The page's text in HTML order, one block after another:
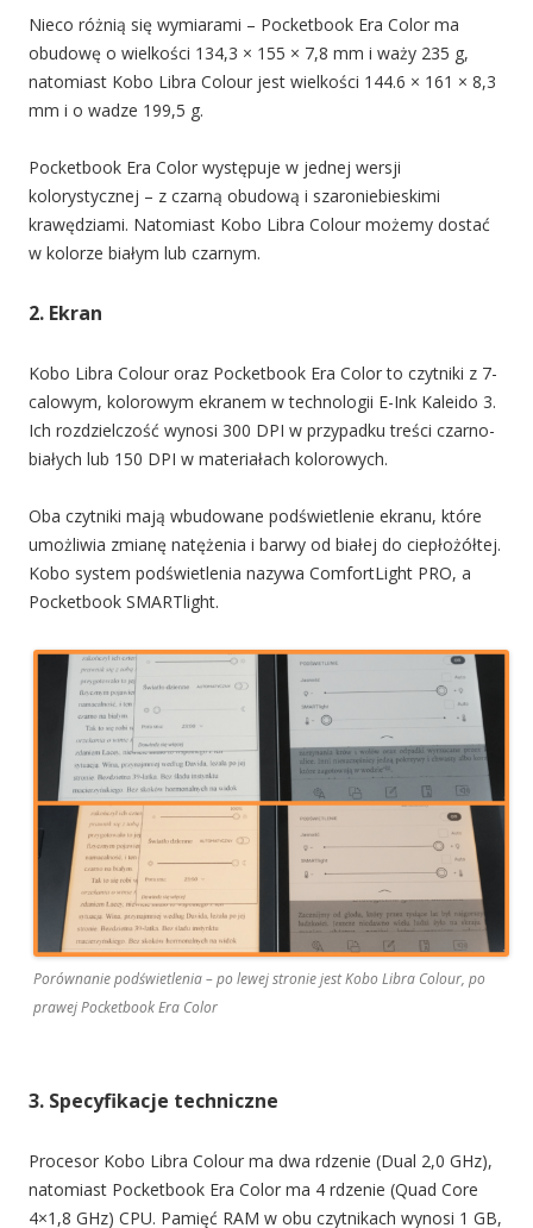
Nieco różnią się wymiarami – Pocketbook Era Color ma
obudowę o wielkości 134,3 × 155 × 7,8 mm i waży 235 g,
natomiast Kobo Libra Colour jest wielkości 144.6 × 161 × 8,3
mm i o wadze 199,5 g.
Pocketbook Era Color występuje w jednej wersji
kolorystycznej – z czarną obudową i szaroniebieskimi
krawędziami. Natomiast Kobo Libra Colour możemy dostać
w kolorze białym lub czarnym.
2. Ekran
Kobo Libra Colour oraz Pocketbook Era Color to czytniki z 7-
calowym, kolorowym ekranem w technologii E-Ink Kaleido 3.
Ich rozdzielczość wynosi 300 DPI w przypadku treści czarno-
białych lub 150 DPI w materiałach kolorowych.
Oba czytniki mają wbudowane podświetlenie ekranu, które
umożliwia zmianę natężenia i barwy od białej do ciepłożółtej.
Kobo system podświetlenia nazywa ComfortLight PRO, a
Pocketbook SMARTlight.
Porównanie podświetlenia – po lewej stronie jest Kobo Libra Colour, po
prawej Pocketbook Era Color
3. Specyfikacje techniczne
Procesor Kobo Libra Colour ma dwa rdzenie (Dual 2,0 GHz),
natomiast Pocketbook Era Color ma 4 rdzenie (Quad Core
4×1,8 GHz) CPU. Pamięć RAM w obu czytnikach wynosi 1 GB,